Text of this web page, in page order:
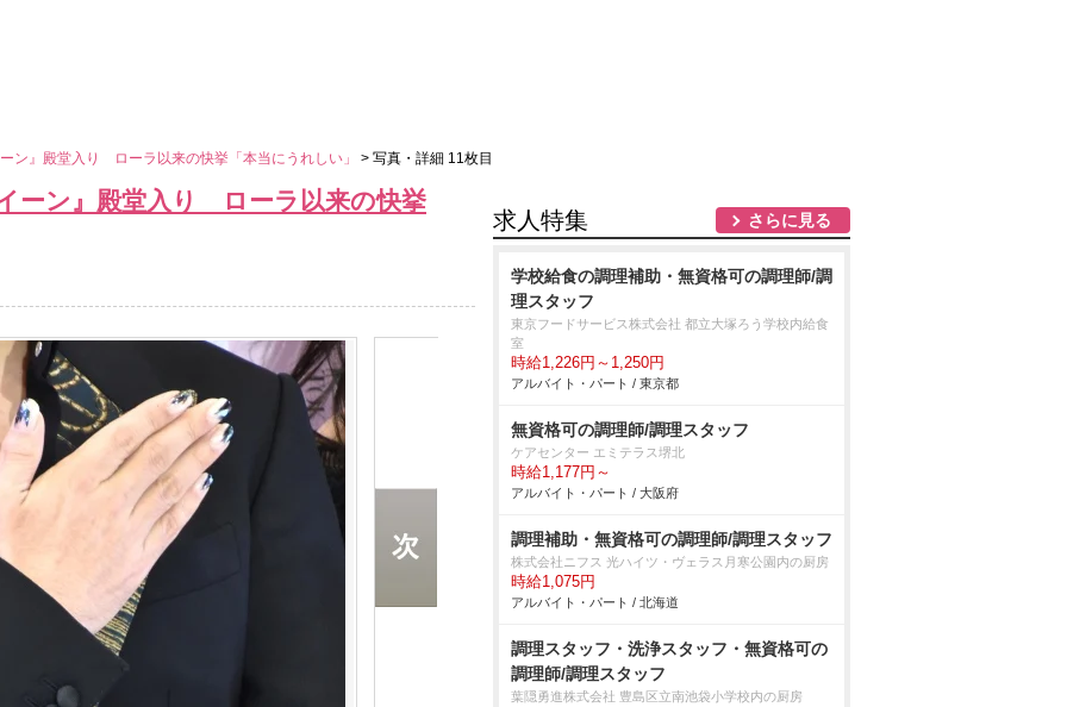
ン』殿堂入り ローラ以来の快挙「本当にうれしい」 > 写真・詳細 11枚目
ーン』殿堂入り ローラ以来の快挙
求人特集 さらに見る
学校給食の調理補助・無資格可の調理師/調
理スタッフ
東京フードサービス株式会社 都立大塚ろう学校内給食
室
時給1,226円～1,250円
アルバイト・パート / 東京都
無資格可の調理師/調理スタッフ
ケアセンター エミテラス堺北
時給1,177円～
アルバイト・パート / 大阪府
調理補助・無資格可の調理師/調理スタッフ
株式会社ニフス 光ハイツ・ヴェラス月寒公園内の厨房
時給1,075円
アルバイト・パート / 北海道
調理スタッフ・洗浄スタッフ・無資格可の
調理師/調理スタッフ
葉隠勇進株式会社 豊島区立南池袋小学校内の厨房